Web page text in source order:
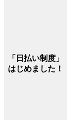
「日払い制度」
はじめました！